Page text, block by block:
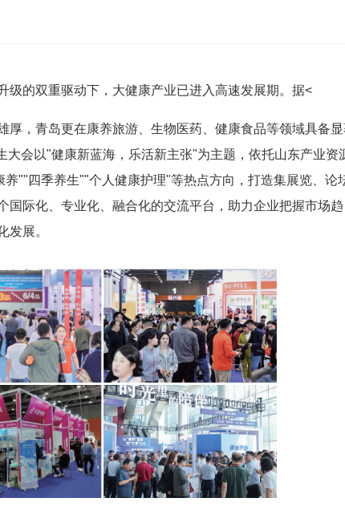
级的双重驱动下，大健康产业已进入高速发展期。据<
厚，青岛更在康养旅游、生物医药、健康食品等领域具备
会以"健康新蓝海，乐活新主张"为主题，依托山东产业资
""四季养生""个人健康护理"等热点方向，打造集展览、论
国际化、专业化、融合化的交流平台，助力企业把握市场趋
发展。